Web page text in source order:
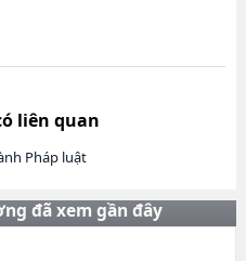
liên quan
Pháp luật
đã xem gần đây